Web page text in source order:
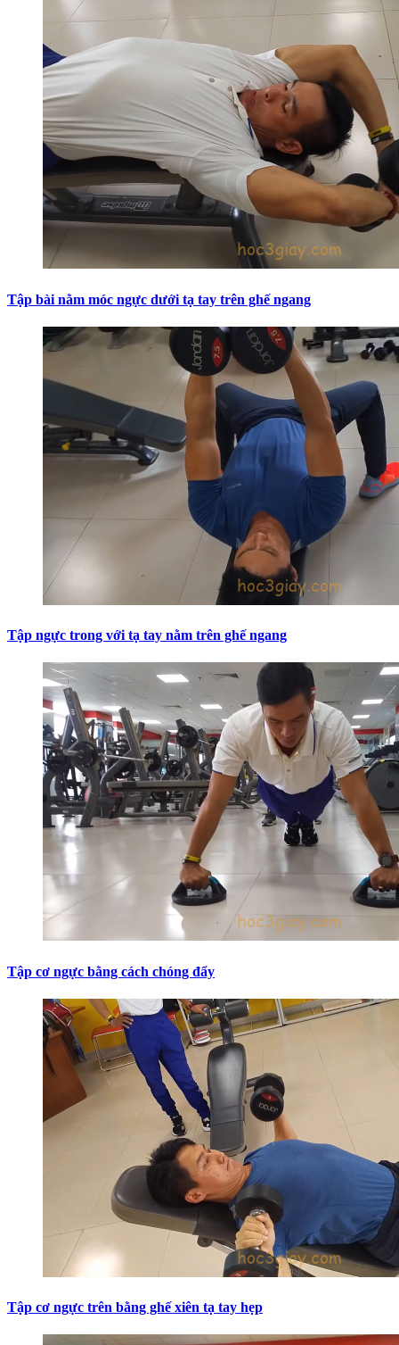
Tập bài nằm móc ngực dưới tạ tay trên ghế ngang
Tập ngực trong với tạ tay nằm trên ghế ngang
Tập cơ ngực bằng cách chóng đẩy
Tập cơ ngực trên bằng ghế xiên tạ tay hẹp